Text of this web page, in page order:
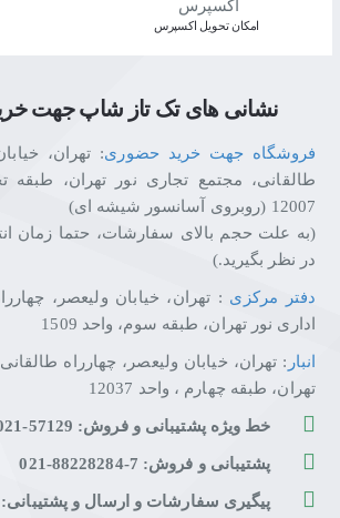
اﻣﮑﺎن ﺗﺤﻮﯾﻞ اﮐﺴﭙﺮس
نشانی های تک تاز شاپ جهت
فروشگاه جهت خرید حضوری: تهران،
طالقانی، مجتمع تجاری نور تهران، طبقه
12007 (روبروی آسانسور شیشه ای)
در نظر بگیرید.)
دفتر مرکزی : تهران، خیابان ولیعصر،
اداری نور تهران، طبقه سوم، واحد 1509
انبار : تهران، خیابان ولیعصر، چهارراه
تهران، طبقه چهارم ، واحد 12037
خط ویژه پشتیبانی و فروش: 57129-021
پشتیبانی و فروش: 7-88228284-021
پیگیری سفارشات و ارسال و پشتیبانی: 09121759502